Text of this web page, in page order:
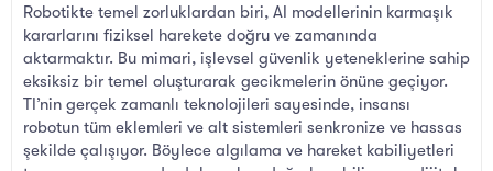
Robotikte temel zorluklardan biri, AI modellerinin karmaşık
kararlarını fiziksel harekete doğru ve zamanında
aktarmaktır. Bu mimari, işlevsel güvenlik yeteneklerine sahip
eksiksiz bir temel oluşturarak gecikmelerin önüne geçiyor.
TI’nin gerçek zamanlı teknolojileri sayesinde, insansı
robotun tüm eklemleri ve alt sistemleri senkronize ve hassas
şekilde çalışıyor. Böylece algılama ve hareket kabiliyetleri